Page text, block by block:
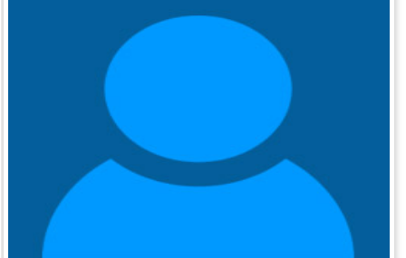
Ngày 25-4 năm 1959:Đường biển St. Lawrence đã mở cửa
Ngày 25-4 năm 1990:
Violeta Barrios de Chamorro là tổng
thống mới của Nicaragua.
Ngày 25-4 năm 1992:
Các lực lượng Hồi giáo đã chiếm hầu
hết Kabul, Afghanistan sau khi chính phủ do Liên Xô kiểm soát
Ngày 25-4 năm 2003:
Cơ quan lập pháp Georgia đã bỏ phiếu
để loại bỏ thiết kế "cờ Liên minh" khỏi lá cờ tiểu bang của
mình.